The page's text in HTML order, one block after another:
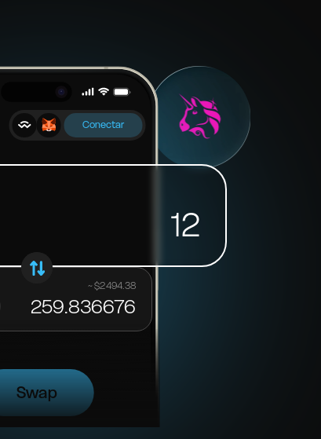
Conectar
12
~ $2494.38
259.836676
Swap